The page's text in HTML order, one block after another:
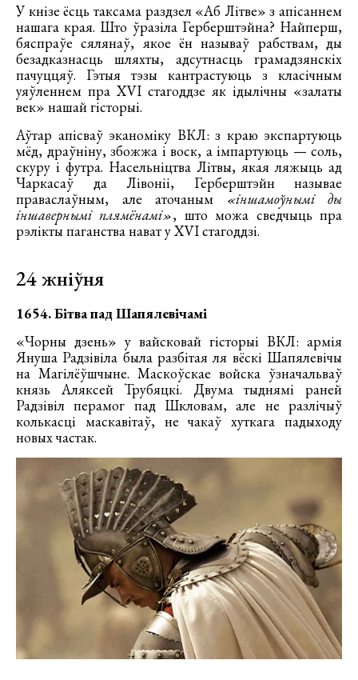
У кнізе ёсць таксама раздзел «Аб Літве» з апісаннем
нашага края. Што ўразіла Герберштэйна? Найперш,
бяспраўе сялянаў, якое ён называў рабствам, ды
безадказнасць шляхты, адсутнасць грамадзянскіх
пачуццяў. Гэтыя тэзы кантрастуюць з класічным
уяўленнем пра XVI стагоддзе як ідылічны «залаты
век» нашай гісторыі.
Аўтар апісваў эканоміку ВКЛ: з краю экспартуюць
мёд, драўніну, збожжа і воск, а імпартуюць — соль,
скуру і футра. Насельніцтва Літвы, якая ляжыць ад
Чаркасаў да Лівоніі, Герберштэйн называе
праваслаўным, але аточаным «іншамоўнымі ды
іншавернымі плямёнамі», што можа сведчыць пра
рэлікты паганства нават у XVI стагоддзі.
24 жніўня
1654. Бітва пад Шапялевічамі
«Чорны дзень» у вайсковай гісторыі ВКЛ: армія
Януша Радзівіла была разбітая ля вёскі Шапялевічы
на Магілёўшчыне. Маскоўскае войска ўзначальваў
князь Аляксей Трубяцкі. Двума тыднямі раней
Радзівіл перамог пад Шкловам, але не разлічыў
колькасці маскавітаў, не чакаў хуткага падыходу
новых частак.